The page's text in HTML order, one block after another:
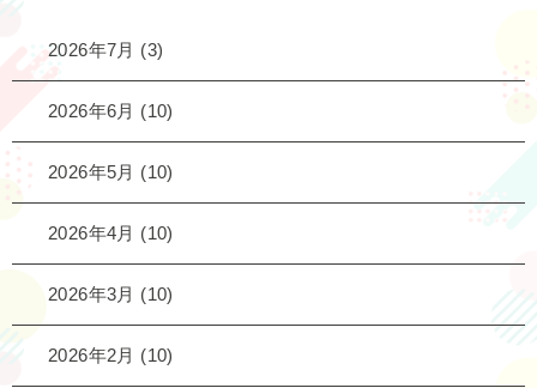
2026年7月 (3)
2026年6月 (10)
2026年5月 (10)
2026年4月 (10)
2026年3月 (10)
2026年2月 (10)